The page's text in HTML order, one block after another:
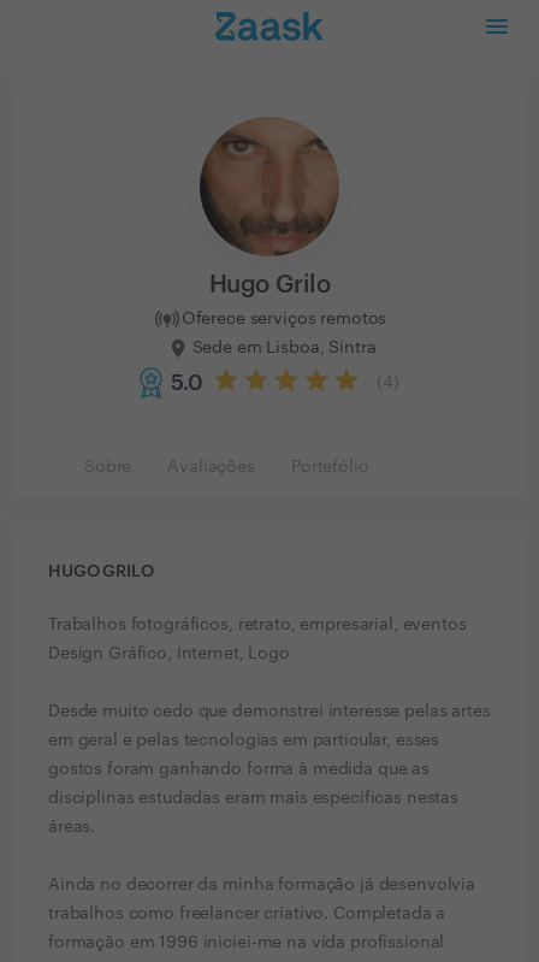
Hugo Grilo
Oferece serviços remotos
Sede em Lisboa, Sintra
5.0 4
Sobre Avaliações Portefólio
HUGO GRILO
Trabalhos fotográficos, retrato, empresarial, eventos
Design Gráfico, Internet, Logo
Desde muito cedo que demonstrei interesse pelas artes
em geral e pelas tecnologias em particular, esses
gostos foram ganhando forma à medida que as
disciplinas estudadas eram mais especificas nestas
áreas.
Ainda no decorrer da minha formação já desenvolvia
trabalhos como freelancer criativo. Completada a
formação em 1996 iniciei-me na vida profissional